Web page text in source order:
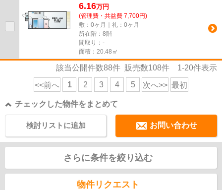
6.16万円
(管理費・共益費 7,700円)
敷：0ヶ月｜礼：0ヶ月
所在階：8階
間取り：-
面積：20.48㎡
該当公開件数88件 販売数108件 1-20件表示
<<前へ 1 2 3 4 5 次へ>> 最初
チェックした物件をまとめて
お問い合わせ
検討リストに追加
さらに条件を絞り込む
物件リクエスト